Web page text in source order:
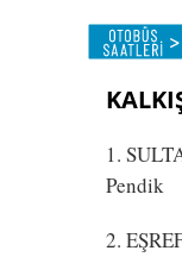
1.
Pendik
2.